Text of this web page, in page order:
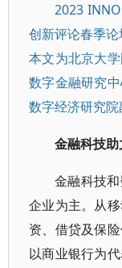
2023
创新评论春季
本文为北京大
数字金融研究
数字经济研究院
金融科技
金融科技
企业为主。从
资、借贷及保
以商业银行为